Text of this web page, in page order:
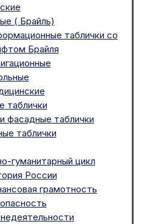
( Брайль)
таблички со
Брайля
таблички
фасадные таблички
таблички
гуманитарный цикл
России
грамотность